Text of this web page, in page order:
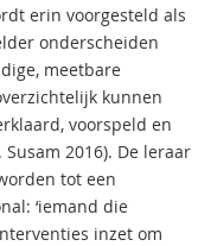
erin voorgesteld als
onderscheiden
meetbare
kunnen
voorspeld en
2016). De leraar
tot een
‘iemand die
inzet om